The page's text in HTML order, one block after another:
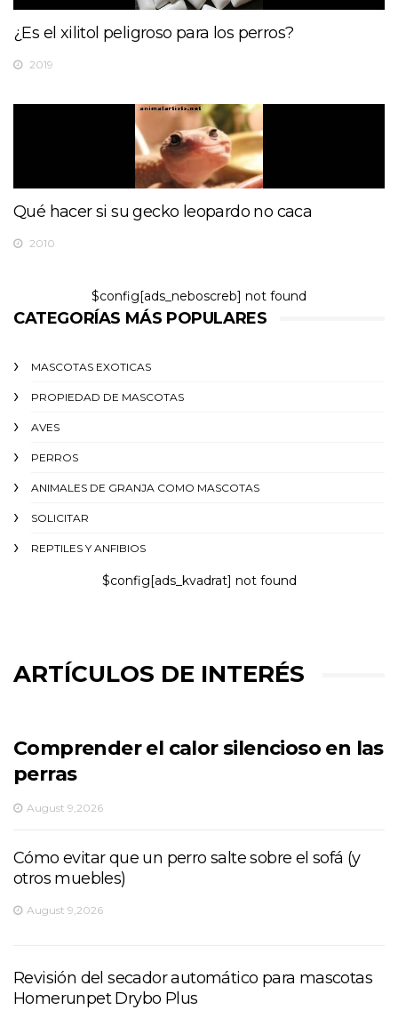
¿Es el xilitol peligroso para los perros?
2019
Qué hacer si su gecko leopardo no caca
2010
$config[ads_neboscreb] not found
CATEGORÍAS MÁS POPULARES
MASCOTAS EXOTICAS
PROPIEDAD DE MASCOTAS
AVES
PERROS
ANIMALES DE GRANJA COMO MASCOTAS
SOLICITAR
REPTILES Y ANFIBIOS
$config[ads_kvadrat] not found
ARTÍCULOS DE INTERÉS
Comprender el calor silencioso en las
perras
August 9,2026
Cómo evitar que un perro salte sobre el sofá (y
otros muebles)
August 9,2026
Revisión del secador automático para mascotas
Homerunpet Drybo Plus